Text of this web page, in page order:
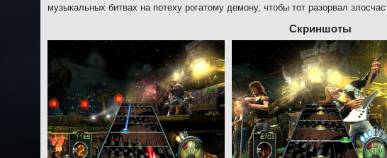
музыкальных битвах на потеху рогатому демону, чтобы тот разорвал
Скриншоты